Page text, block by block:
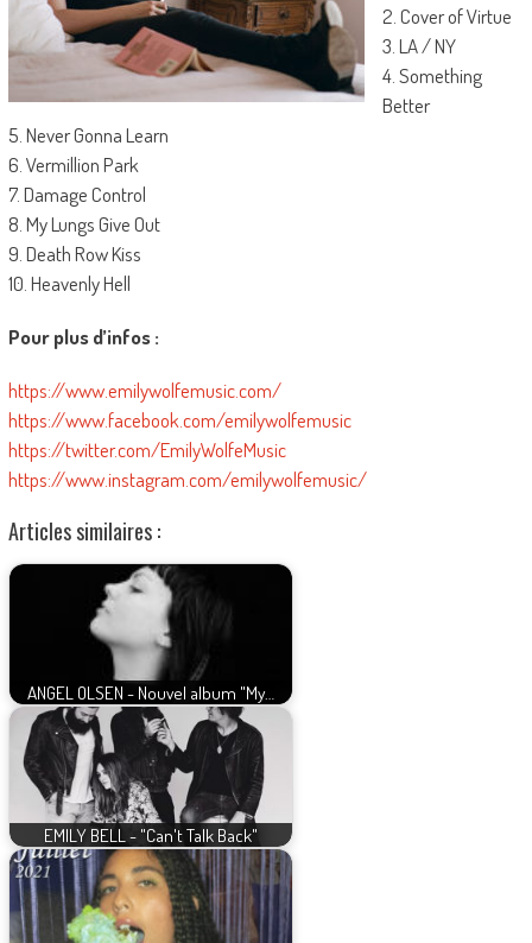
2. Cover of Virtue
3. LA / NY
4. Something
Better
5. Never Gonna Learn
6. Vermillion Park
7. Damage Control
8. My Lungs Give Out
9. Death Row Kiss
10. Heavenly Hell
Pour plus d’infos :
https://www.emilywolfemusic.com/
https://www.facebook.com/emilywolfemusic
https://twitter.com/EmilyWolfeMusic
https://www.instagram.com/emilywolfemusic/
Articles similaires :
ANGEL OLSEN - Nouvel album "My…
EMILY BELL - "Can't Talk Back"